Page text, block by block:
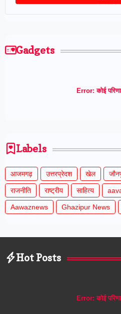
Gadgets
Error: कोई
Labels
आजमगढ़ उत्तरप्रेदश खेल
राजनीति राष्ट्रीय साहित्य
Aawaznews Ghazipur News
Hot Posts
Error: कोई